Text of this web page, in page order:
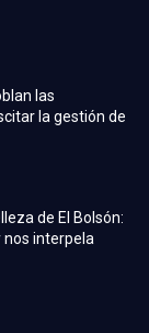
las
la gestión de
de El Bolsón:
nos interpela